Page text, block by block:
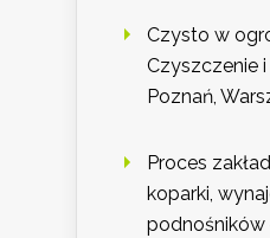
Czysto w
Czyszczenie
Poznań,
Proces
koparki,
podnośników